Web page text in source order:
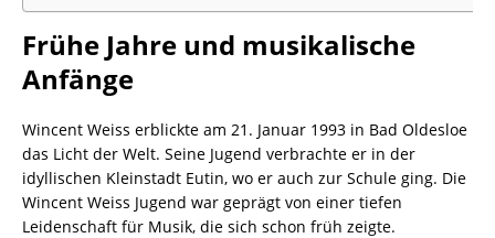
Frühe Jahre und musikalische
Anfänge
Wincent Weiss erblickte am 21. Januar 1993 in Bad Oldesloe
das Licht der Welt. Seine Jugend verbrachte er in der
idyllischen Kleinstadt Eutin, wo er auch zur Schule ging. Die
Wincent Weiss Jugend war geprägt von einer tiefen
Leidenschaft für Musik, die sich schon früh zeigte.